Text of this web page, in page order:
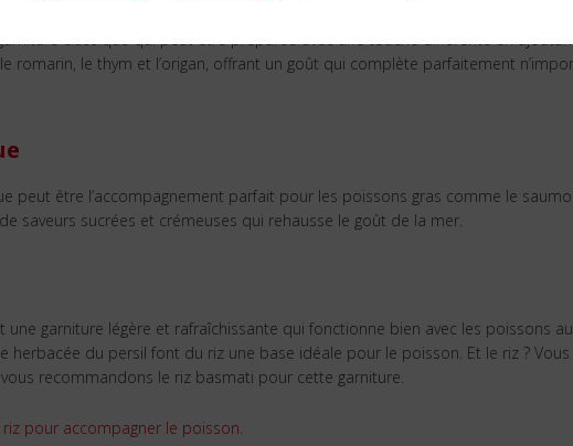
classique qui peut être préparée avec une touche différente en
romarin, le thym et l’origan, offrant un goût qui complète parfaitement
peut être l’accompagnement parfait pour les poissons gras comme le
saveurs sucrées et crémeuses qui rehausse le goût de la mer.
garniture légère et rafraîchissante qui fonctionne bien avec les poissons au
herbacée du persil font du riz une base idéale pour le poisson. Et le riz ? Vous
recommandons le riz basmati pour cette garniture.
pour accompagner le poisson.